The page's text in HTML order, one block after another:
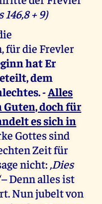
146,8 + 9)
für die Frevler
hat Er
dem
-Alles
doch für
es sich in
Gottes sind
Zeit für
nicht: ‚Dies
– Denn alles ist
Nun jubelt von